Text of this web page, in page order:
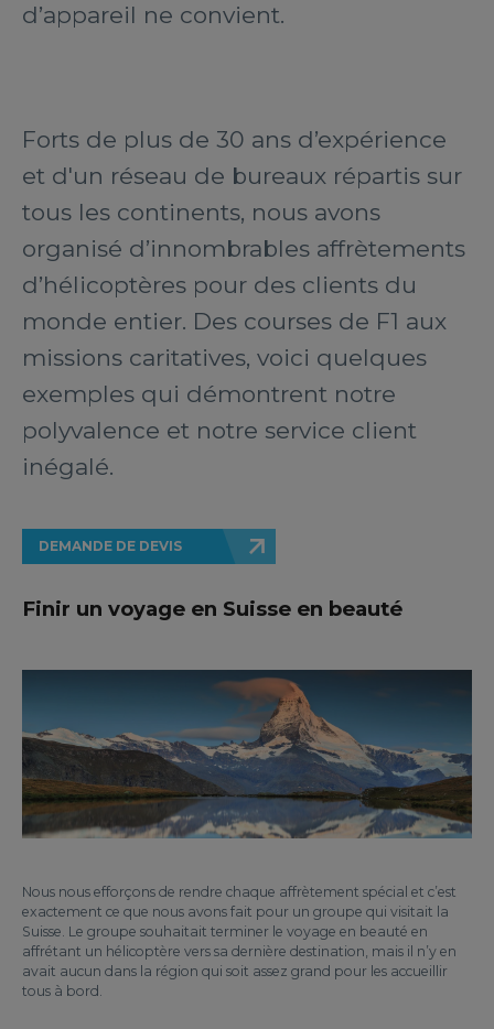
d’appareil ne convient.
Forts de plus de 30 ans d’expérience
et d'un réseau de bureaux répartis sur
tous les continents, nous avons
organisé d’innombrables affrètements
d’hélicoptères pour des clients du
monde entier. Des courses de F1 aux
missions caritatives, voici quelques
exemples qui démontrent notre
polyvalence et notre service client
inégalé.
DEMANDE DE DEVIS
Finir un voyage en Suisse en beauté
Nous nous efforçons de rendre chaque affrètement spécial et c’est
exactement ce que nous avons fait pour un groupe qui visitait la
Suisse. Le groupe souhaitait terminer le voyage en beauté en
affrétant un hélicoptère vers sa dernière destination, mais il n’y en
avait aucun dans la région qui soit assez grand pour les accueillir
tous à bord.